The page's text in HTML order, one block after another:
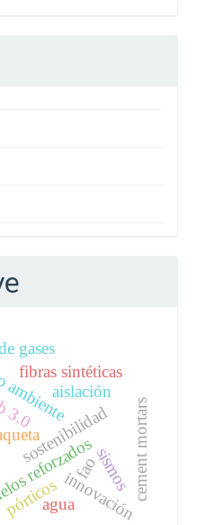
sostenibilidad
gases
reforzados
fibras sintéticas
innovación
3.0 cement mortars
aislación
pórticos
sismos
fao
agua